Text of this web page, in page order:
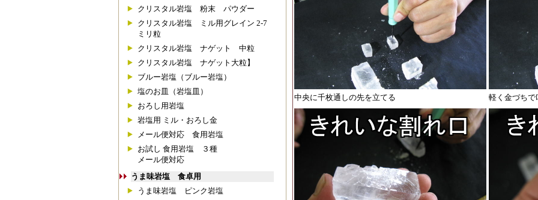
クリスタル岩塩 粉末 パウダー
クリスタル岩塩 ミル用グレイン 2-7
ミリ粒
クリスタル岩塩 ナゲット 中粒
クリスタル岩塩 ナゲット大粒】
ブルー岩塩（ブルー岩塩）
塩のお皿（岩塩皿）
おろし用岩塩
岩塩用 ミル・おろし金
メール便対応 食用岩塩
お試し 食用岩塩 ３種
メール便対応
うま味岩塩 食卓用
うま味岩塩 ピンク岩塩
中央に千枚通しの先を立てる 軽く金づちで